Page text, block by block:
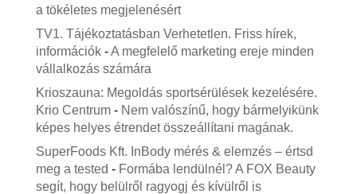
a tökéletes megjelenésért
TV1. Tájékoztatásban Verhetetlen. Friss hírek,
információk-A megfelelő marketing ereje minden
vállalkozás számára
Krioszauna: Megoldás sportsérülések kezelésére.
Krio Centrum- Nem valószínű, hogy bármelyikünk
képes helyes étrendet összeállítani magának.
SuperFoods Kft. InBody mérés & elemzés – értsd
meg a tested - Formába lendülnél? A FOX Beauty
segít, hogy belülről ragyogj és kívülről is